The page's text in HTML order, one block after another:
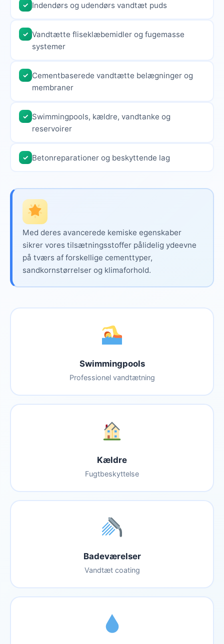
✓ Indendørs og udendørs vandtæt puds
✓ Vandtætte fliseklæbemidler og fugemasse
systemer
✓ Cementbaserede vandtætte belægninger og
membraner
✓ Swimmingpools, kældre, vandtanke og
reservoirer
✓ Betonreparationer og beskyttende lag
Med deres avancerede kemiske egenskaber
sikrer vores tilsætningsstoffer pålidelig ydeevne
på tværs af forskellige cementtyper,
sandkornstørrelser og klimaforhold.
Swimmingpools
Professionel vandtætning
Kældre
Fugtbeskyttelse
Badeværelser
Vandtæt coating